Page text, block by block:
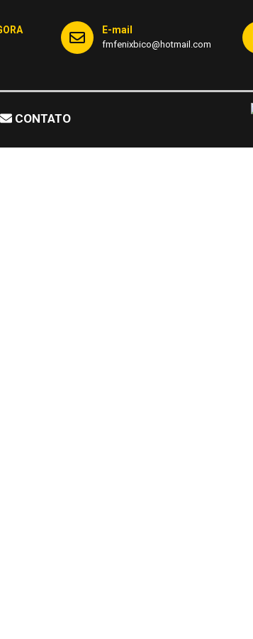
E-mail
fmfenixbico@hotmail.com
CONTATO